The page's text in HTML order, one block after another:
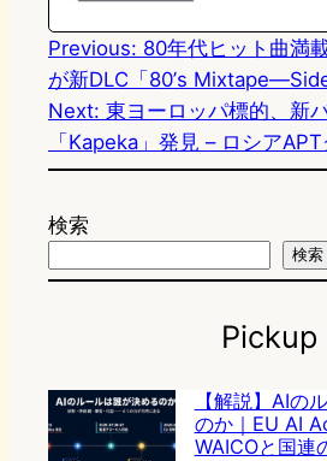
n
Previous: 80年代ヒット曲満
が新DLC「80’s
Next: 東ヨーロッパ標的、新
「Kapeka」発見 – ロシア
検索
検索
Pickup
【解説】AIの
のか｜EU AI
WAICOと国連